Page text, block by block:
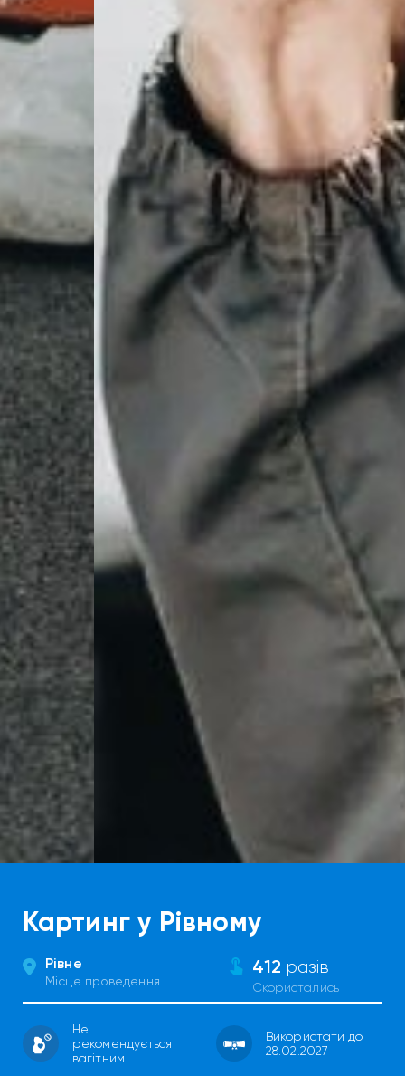
Картинг у Рівному
Рівне
Місце проведення
412 разів
Скористались
Не
рекомендується
вагітним
Використати до
28.02.2027